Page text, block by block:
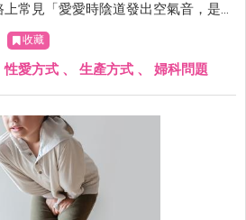
常見「愛愛時陰道發出空氣音，是
，今天就來為大家說明陰道鬆弛及預
收藏
性愛方式 、 生產方式 、 婦科問題